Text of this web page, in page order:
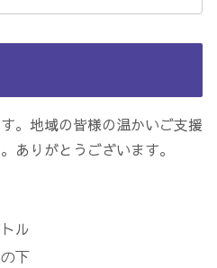
。地域の皆様の温かいご支援
ありがとうございます。
ル
下